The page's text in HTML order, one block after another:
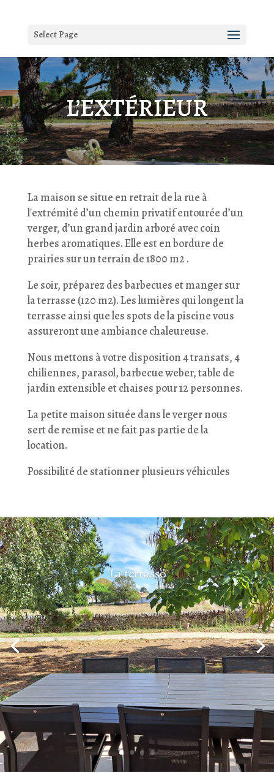
Select Page
L’EXTÉRIEUR
La maison se situe en retrait de la rue à
l'extrémité d’un chemin privatif entourée d’un
verger, d’un grand jardin arboré avec coin
herbes aromatiques. Elle est en bordure de
prairies sur un terrain de 1800 m2 .
Le soir, préparez des barbecues et manger sur
la terrasse (120 m2). Les lumières qui longent la
terrasse ainsi que les spots de la piscine vous
assureront une ambiance chaleureuse.
Nous mettons à votre disposition 4 transats, 4
chiliennes, parasol, barbecue weber, table de
jardin extensible et chaises pour 12 personnes.
La petite maison située dans le verger nous
sert de remise et ne fait pas partie de la
location.
Possibilité de stationner plusieurs véhicules
La terrasse